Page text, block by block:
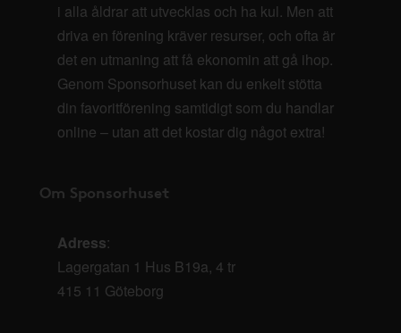
i alla åldrar att utvecklas och ha kul. Men att
driva en förening kräver resurser, och ofta är
det en utmaning att få ekonomin att gå ihop.
Genom Sponsorhuset kan du enkelt stötta
din favoritförening samtidigt som du handlar
online – utan att det kostar dig något extra!
Om Sponsorhuset
Adress:
Lagergatan 1 Hus B19a, 4 tr
415 11 Göteborg